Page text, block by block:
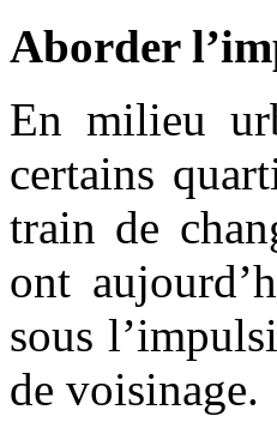
Aborder
En milieu
certains
train de
ont
sous
de voisinage.